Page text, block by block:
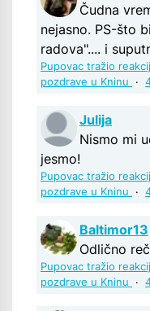
Čudna
nejasno. PS-što
radova".... i
Pupovac tražio
pozdrave u Kninu
·
Julija
Nismo mi
jesmo!
Pupovac tražio
pozdrave u Kninu
·
Baltimor13
Odlično
Pupovac tražio
pozdrave u Kninu
·